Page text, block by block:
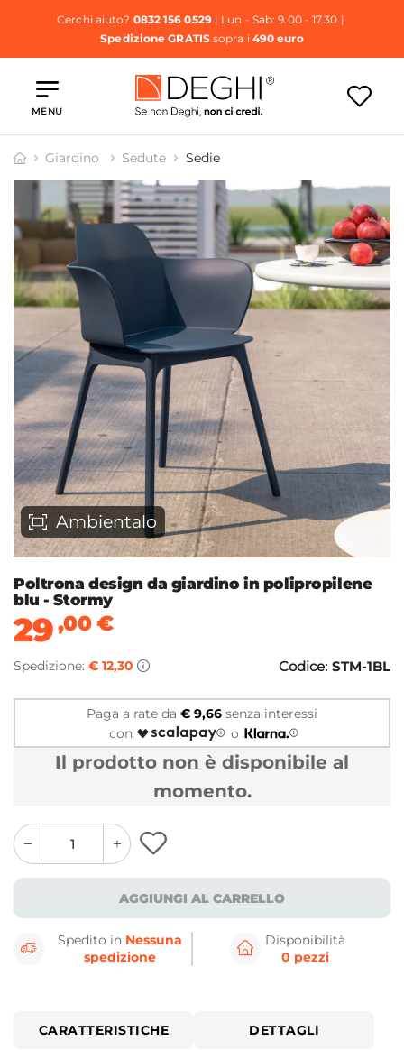
Cerchi aiuto? 0832 156 0529| Lun - Sab: 9.00 - 17.30 |
Spedizione GRATISsopra i 490 euro
MENU
Giardino Sedute Sedie
Ambientalo
Poltrona design da giardino in polipropilene
blu - Stormy
29,00€
Spedizione: € 12,30 Codice: STM-1BL
Paga a rate da € 9,66 senza interessi
con
o
Il prodotto non è disponibile al
momento.
quantity
button
quantity
minus
button
AGGIUNGI AL CARRELLO
Spedito in Nessuna
spedizione
Disponibilità
0 pezzi
CARATTERISTICHE DETTAGLI